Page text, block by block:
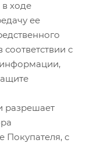
ходе
ее
с
информации,
разрешает
Покупателя, с